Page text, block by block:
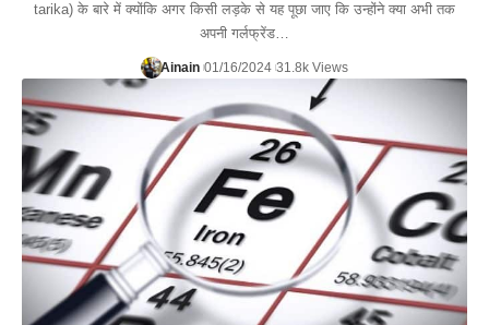
tarika) के बारे में क्योंकि अगर किसी लड़के से यह पूछा जाए कि उन्होंने क्या अभी तक
अपनी गर्लफ्रेंड…
Ainain 01/16/2024 31.8k Views